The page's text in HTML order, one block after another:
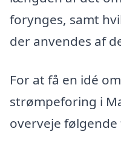
forynges, samt
der anvendes af
For at få en idé
strømpeforing i
overveje